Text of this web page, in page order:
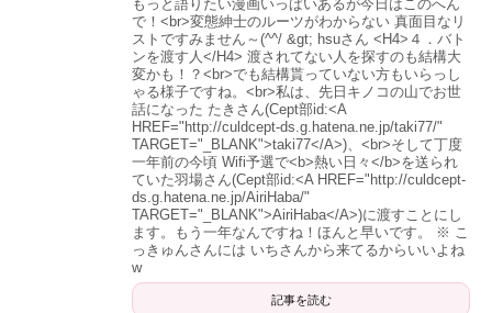
もっと語りたい漫画いっぱいあるが今日はこのへん
で！<br>変態紳士のルーツがわからない 真面目なリ
ストですみません～(^^/ &gt; hsuさん <H4>４．バト
ンを渡す人</H4> 渡されてない人を探すのも結構大
変かも！？<br>でも結構貰っていない方もいらっし
ゃる様子ですね。<br>私は、先日キノコの山でお世
話になった たきさん(Cept部id:<A
HREF="http://culdcept-ds.g.hatena.ne.jp/taki77/"
TARGET="_BLANK">taki77</A>)、<br>そして丁度
一年前の今頃 Wifi予選で<b>熱い日々</b>を送られ
ていた羽場さん(Cept部id:<A HREF="http://culdcept-
ds.g.hatena.ne.jp/AiriHaba/"
TARGET="_BLANK">AiriHaba</A>)に渡すことにし
ます。もう一年なんですね！ほんと早いです。 ※ こ
っきゅんさんには いちさんから来てるからいいよね
w
記事を読む